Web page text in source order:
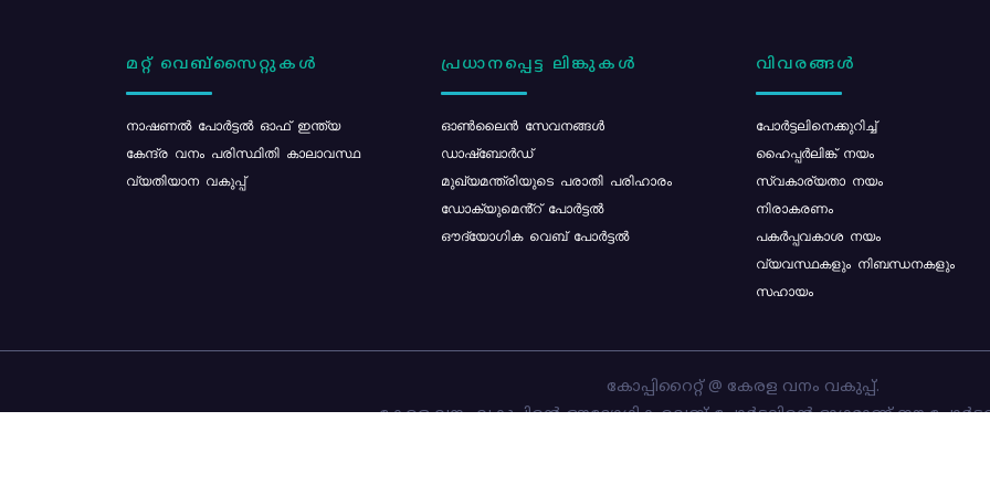
മറ്റ് വെബ്സൈറ്റുകൾ
നാഷണൽ പോർട്ടൽ ഓഫ് ഇന്ത്യ
കേന്ദ്ര വനം പരിസ്ഥിതി കാലാവസ്ഥ
വ്യതിയാന വകുപ്പ്
പ്രധാനപ്പെട്ട ലിങ്കുകൾ
ഓൺലൈൻ സേവനങ്ങൾ
ഡാഷ്ബോർഡ്
മുഖ്യമന്ത്രിയുടെ പരാതി പരിഹാരം
ഡോക്യുമെൻ്റ് പോർട്ടൽ
ഔദ്യോഗിക വെബ് പോർട്ടൽ
വിവരങ്ങൾ
പോര്‍ട്ടലിനെക്കുറിച്ച്
ഹൈപ്പർലിങ്ക് നയം
സ്വകാര്യതാ നയം
നിരാകരണം
പകർപ്പവകാശ നയം
വ്യവസ്ഥകളും നിബന്ധനകളും
സഹായം
കോപ്പിറൈറ്റ് @ കേരള വനം വകുപ്പ്.
കേരള വനം വകുപ്പിന്റെ ഔദ്യോഗിക വെബ്-പോർട്ടലിന്റെ ഭാഗമാണ് ഈ